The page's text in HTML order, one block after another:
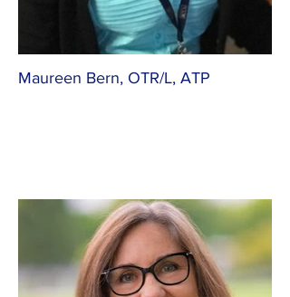
Maureen Bern, OTR/L, ATP